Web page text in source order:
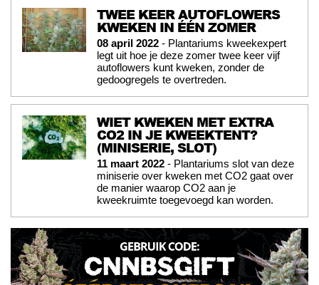
TWEE KEER AUTOFLOWERS
KWEKEN IN ÉÉN ZOMER
08 april 2022 - Plantariums kweekexpert
legt uit hoe je deze zomer twee keer vijf
autoflowers kunt kweken, zonder de
gedoogregels te overtreden.
WIET KWEKEN MET EXTRA
CO2 IN JE KWEEKTENT?
(MINISERIE, SLOT)
11 maart 2022 - Plantariums slot van deze
miniserie over kweken met CO2 gaat over
de manier waarop CO2 aan je
kweekruimte toegevoegd kan worden.